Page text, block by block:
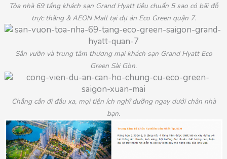
Tòa nhà 69 tầng khách sạn Grand Hyatt tiêu chuẩn 5 sao có bãi đỗ
trực thăng & AEON Mall tại dự án Eco Green quận 7.
Sân vườn và trung tâm thương mại khách sạn Grand Hyatt Eco
Green Sài Gòn.
Chẳng cần đi đâu xa, mọi tiện ích nghĩ dưỡng ngay dưới chân nhà
bạn.